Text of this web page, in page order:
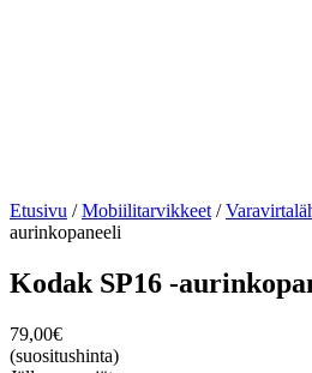
Etusivu /Mobiilitarvikkeet /
aurinkopaneeli
Kodak SP16 -
79,00€
(suositushinta)